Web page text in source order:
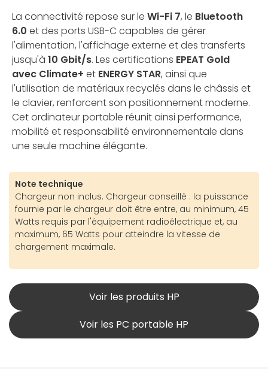
La connectivité repose sur le Wi-Fi 7, le Bluetooth
6.0 et des ports USB-C capables de gérer
l'alimentation, l'affichage externe et des transferts
jusqu'à 10 Gbit/s. Les certifications EPEAT Gold
avec Climate+ et ENERGY STAR, ainsi que
l'utilisation de matériaux recyclés dans le châssis et
le clavier, renforcent son positionnement moderne.
Cet ordinateur portable réunit ainsi performance,
mobilité et responsabilité environnementale dans
une seule machine élégante.
Note technique
Chargeur non inclus. Chargeur conseillé : la puissance
fournie par le chargeur doit être entre, au minimum, 45
Watts requis par l'équipement radioélectrique et, au
maximum, 65 Watts pour atteindre la vitesse de
chargement maximale.
Voir les produits HP
Voir les PC portable HP